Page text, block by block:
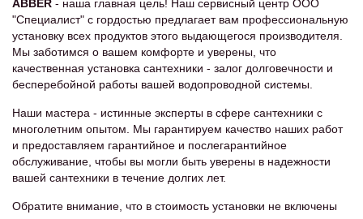
ABBER - наша главная цель! Наш сервисный центр ООО
"Специалист" с гордостью предлагает вам профессиональную
установку всех продуктов этого выдающегося производителя.
Мы заботимся о вашем комфорте и уверены, что
качественная установка сантехники - залог долговечности и
бесперебойной работы вашей водопроводной системы.
Наши мастера - истинные эксперты в сфере сантехники с
многолетним опытом. Мы гарантируем качество наших работ
и предоставляем гарантийное и послегарантийное
обслуживание, чтобы вы могли быть уверены в надежности
вашей сантехники в течение долгих лет.
Обратите внимание, что в стоимость установки не включены